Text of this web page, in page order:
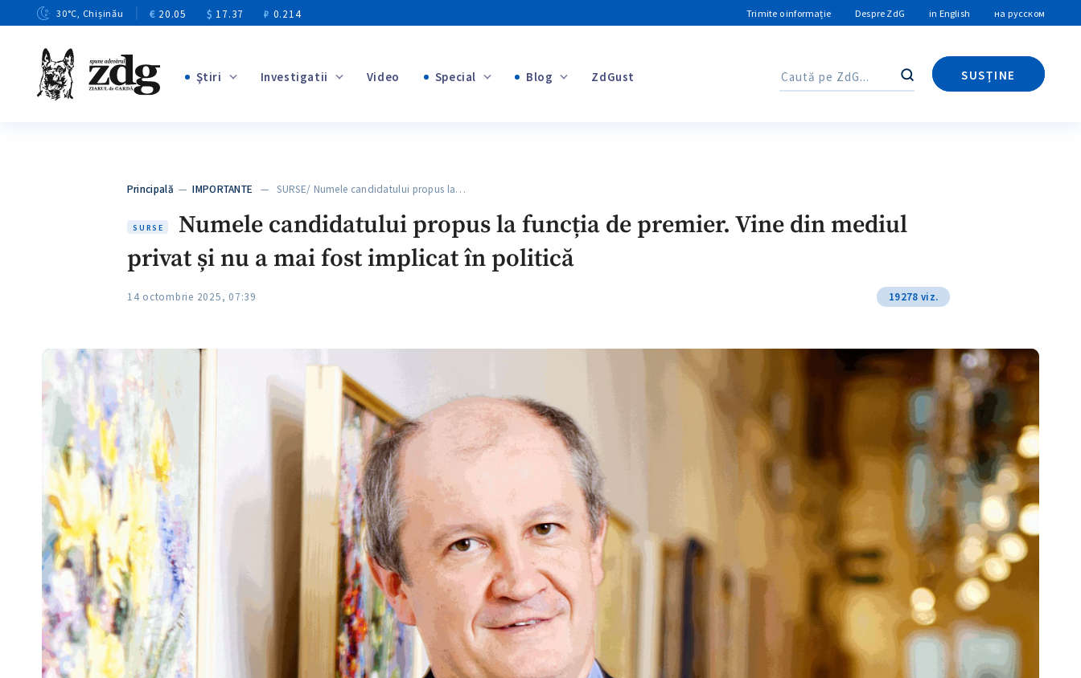
30°C, Chișinău € 20.05 $ 17.37 ₽ 0.214 Trimite o informație Despre ZdG in English на русском
Ştiri Investigatii Video Special Blog ZdGust Caută
SUSȚINE
Caută
Principală —IMPORTANTE — SURSE/ Numele candidatului propus la…
SURSE
Numele candidatului propus la funcția de premier. Vine din mediul
privat și nu a mai fost implicat în politică
14 octombrie 2025, 07:39 19278 viz.